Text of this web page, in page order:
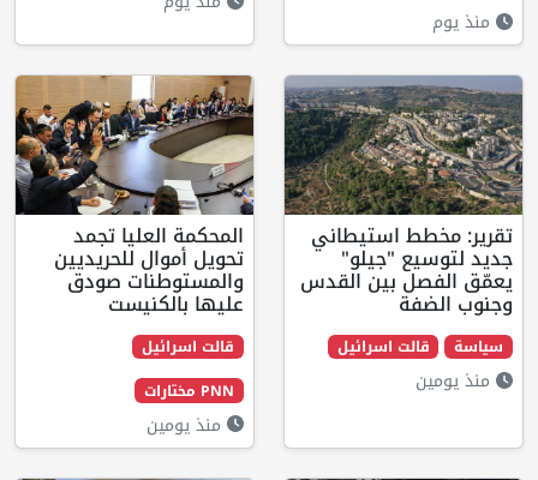
القدس
اسرائيل
المحكمة العليا تجمد
تحويل أموال للحريديين
والمستوطنات صودق
عليها بالكنيست
قالت اسرائيل